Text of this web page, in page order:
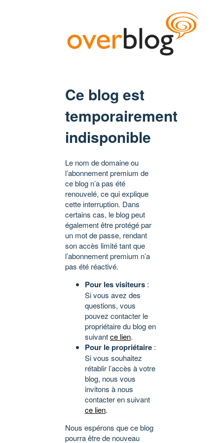
Ce blog est
temporairement
indisponible
Le nom de domaine ou
l’abonnement premium de
ce blog n’a pas été
renouvelé, ce qui explique
cette interruption. Dans
certains cas, le blog peut
également être protégé par
un mot de passe, rendant
son accès limité tant que
l’abonnement premium n’a
pas été réactivé.
Pour les visiteurs :
Si vous avez des
questions, vous
pouvez contacter le
propriétaire du blog en
suivantce lien.
Pour le propriétaire :
Si vous souhaitez
rétablir l’accès à votre
blog, nous vous
invitons à nous
contacter en suivant
ce lien.
Nous espérons que ce blog
pourra être de nouveau